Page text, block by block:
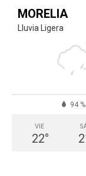
MORELIA
Lluvia Ligera
94 %
VIE
22°